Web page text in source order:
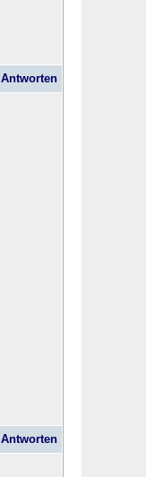
Antworten
Antworten